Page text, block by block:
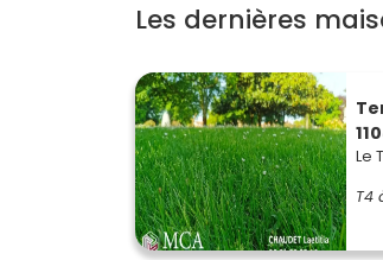
vie de quartier. Investir
idéal si tu dois organiser
élargir le périmètre? Les
Sainte-Hélène et Saumos
offrent une vraie tranquillité
budget et les surfaces, sans
atouts de chaque
ton financement. Prends le
puis de sélectionner les
Les dernières
Le
T4